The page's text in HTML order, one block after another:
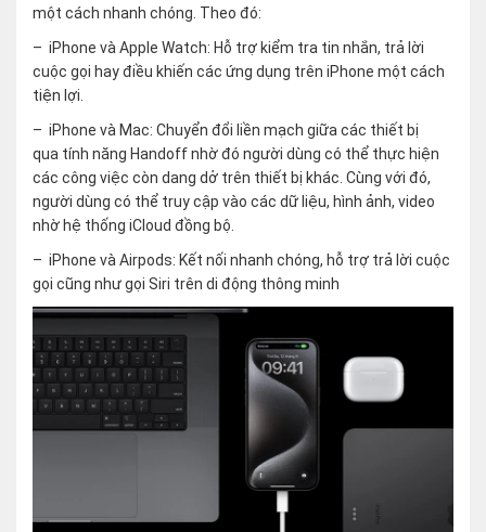
một cách nhanh chóng. Theo đó:
– iPhone và Apple Watch: Hỗ trợ kiểm tra tin nhắn, trả lời
cuộc gọi hay điều khiến các ứng dụng trên iPhone một cách
tiện lợi.
– iPhone và Mac: Chuyển đổi liền mạch giữa các thiết bị
qua tính năng Handoff nhờ đó người dùng có thể thực hiện
các công việc còn dang dở trên thiết bị khác. Cùng với đó,
người dùng có thể truy cập vào các dữ liệu, hình ảnh, video
nhờ hệ thống iCloud đồng bộ.
– iPhone và Airpods: Kết nối nhanh chóng, hỗ trợ trả lời cuộc
gọi cũng như gọi Siri trên di động thông minh